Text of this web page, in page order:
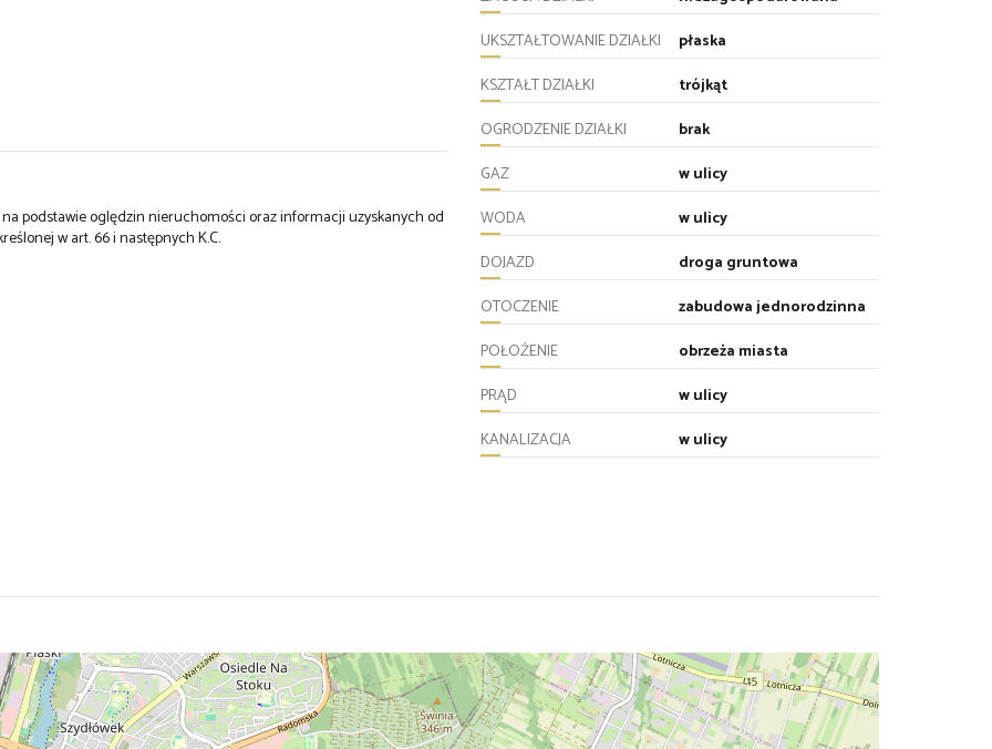
podstawie oględzin nieruchomości oraz informacji uzyskanych od
w art. 66 i następnych K.C.
UKSZTAŁTOWANIE DZIAŁKI
płaska
KSZTAŁT DZIAŁKI
trójkąt
OGRODZENIE DZIAŁKI
brak
GAZ
w ulicy
WODA
w ulicy
DOJAZD
droga gruntowa
OTOCZENIE
zabudowa jednorodzinna
POŁOŻENIE
obrzeża miasta
PRĄD
w ulicy
KANALIZACJA
w ulicy